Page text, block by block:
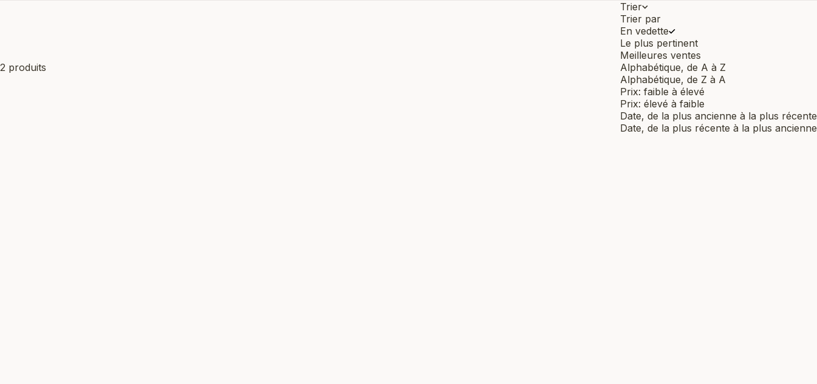
2 produits
Trier
Trier par
En vedette
Le plus pertinent
Meilleures ventes
Alphabétique, de A à Z
Alphabétique, de Z à A
Prix: faible à élevé
Prix: élevé à faible
Date, de la plus ancienne à la plus récente
Date, de la plus récente à la plus ancienne